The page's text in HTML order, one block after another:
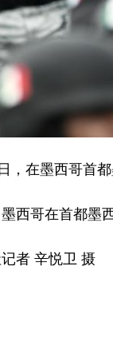
在墨西哥首都
哥在首都墨西
者 辛悦卫 摄